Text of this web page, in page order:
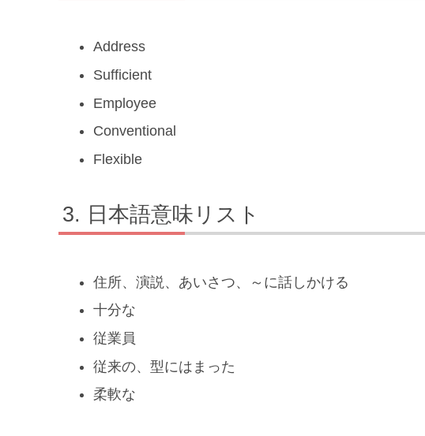
Address
Sufficient
Employee
Conventional
Flexible
日本語意味リスト
住所、演説、あいさつ、～に話しかける
十分な
従業員
従来の、型にはまった
柔軟な